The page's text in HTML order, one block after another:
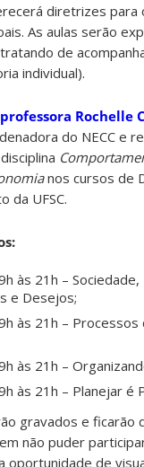
diretrizes para
As aulas serão
de
individual).
professora Rochelle
do NECC e
nos cursos de
da UFSC.
às 21h – Sociedade,
e Desejos;
às 21h – Processos
às 21h –
às 21h – Planejar é
gravados e ficarão
não puder
oportunidade de